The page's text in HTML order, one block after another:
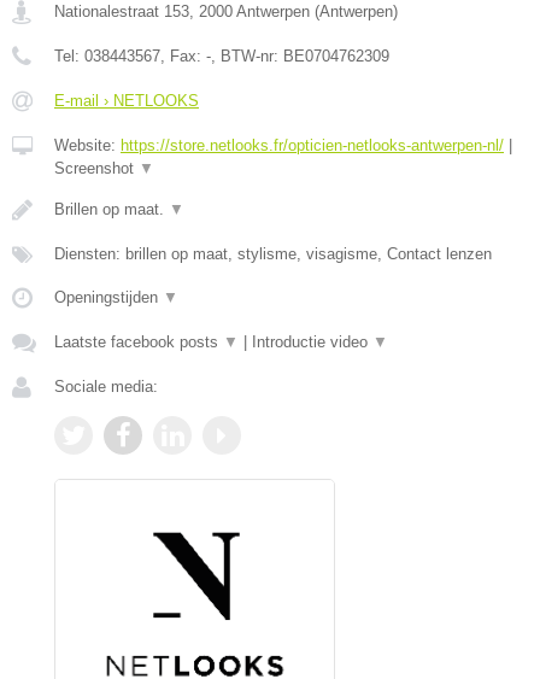
Nationalestraat 153 2000 Antwerpen (Antwerpen)
Tel: 038443567 , Fax: - , BTW-nr: BE0704762309
E-mail › NETLOOKS
Website: https://store.netlooks.fr/opticien-netlooks-antwerpen-nl/ |
Screenshot ▼
Brillen op maat. ▼
Diensten: brillen op maat, stylisme, visagisme, Contact lenzen
Openingstijden ▼
Laatste facebook posts ▼ | Introductie video ▼
Sociale media: